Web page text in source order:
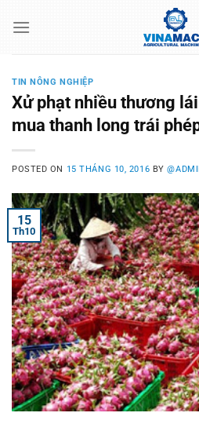
TIN NÔNG NGHIỆP
Xử phạt nhiều thương
mua thanh long trái
POSTED ON 15 THÁNG 10, 2016 BY
15
Th10